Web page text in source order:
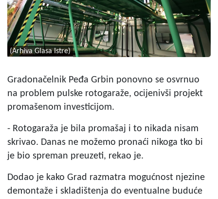
(Arhiva Glasa Istre)
Gradonačelnik Peđa Grbin ponovno se osvrnuo
na problem pulske rotogaraže, ocijenivši projekt
promašenom investicijom.
- Rotogaraža je bila promašaj i to nikada nisam
skrivao. Danas ne možemo pronaći nikoga tko bi
je bio spreman preuzeti, rekao je.
Dodao je kako Grad razmatra mogućnost njezine
demontaže i skladištenja do eventualne buduće